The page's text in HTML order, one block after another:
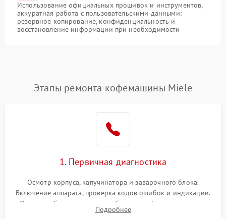
Использование официальных прошивок и инструментов,
аккуратная работа с пользовательскими данными:
резервное копирование, конфиденциальность и
восстановление информации при необходимости
Этапы ремонта кофемашины Miele
1. Первичная диагностика
Осмотр корпуса, капучинатора и заварочного блока.
Включение аппарата, проверка кодов ошибок и индикации.
Оценка работы помпы, термоблока и кофемолки на слух.
Измерение температуры и давления воды для выявления
Подробнее